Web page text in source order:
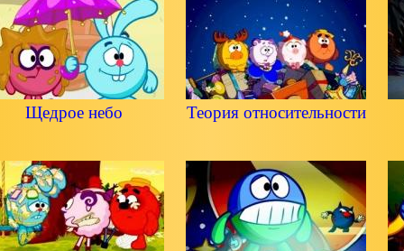
Щедрое небо Теория относительности